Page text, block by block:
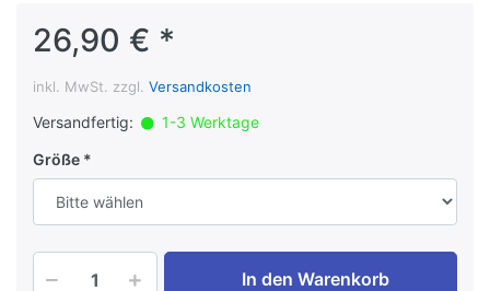
26,90 € *
inkl. MwSt. zzgl. Versandkosten
Versandfertig:
1-3 Werktage
Größe
In den Warenkorb